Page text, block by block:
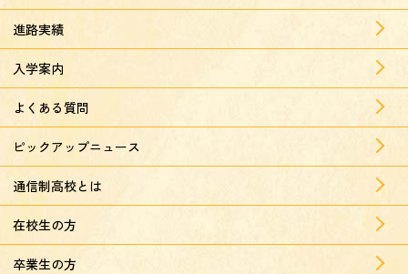
進路実績
入学案内
よくある質問
ピックアップニュース
通信制高校とは
在校生の方
卒業生の方